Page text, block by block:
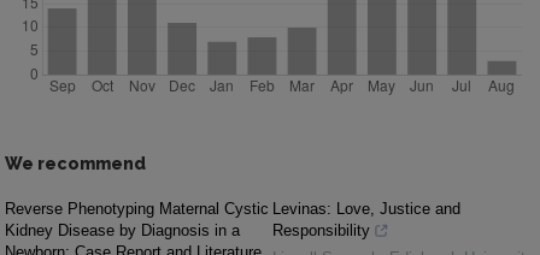
We recommend
Reverse Phenotyping Maternal Cystic
Kidney Disease by Diagnosis in a
Levinas: Love, Justice and
Responsibility